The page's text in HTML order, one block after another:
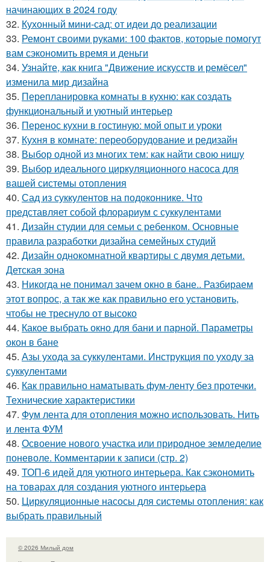
начинающих в 2024 году
32. Кухонный мини-сад: от идеи до реализации
33. Ремонт своими руками: 100 фактов, которые помогут
вам сэкономить время и деньги
34. Узнайте, как книга "Движение искусств и ремёсел"
изменила мир дизайна
35. Перепланировка комнаты в кухню: как создать
функциональный и уютный интерьер
36. Перенос кухни в гостиную: мой опыт и уроки
37. Кухня в комнате: переоборудование и редизайн
38. Выбор одной из многих тем: как найти свою нишу
39. Выбор идеального циркуляционного насоса для
вашей системы отопления
40. Сад из суккулентов на подоконнике. Что
представляет собой флорариум с суккулентами
41. Дизайн студии для семьи с ребенком. Основные
правила разработки дизайна семейных студий
42. Дизайн однокомнатной квартиры с двумя детьми.
Детская зона
43. Никогда не понимал зачем окно в бане.. Разбираем
этот вопрос, а так же как правильно его установить,
чтобы не треснуло от высоко
44. Какое выбрать окно для бани и парной. Параметры
окон в бане
45. Азы ухода за суккулентами. Инструкция по уходу за
суккулентами
46. Как правильно наматывать фум-ленту без протечки.
Технические характеристики
47. Фум лента для отопления можно использовать. Нить
и лента ФУМ
48. Освоение нового участка или природное земледелие
поневоле. Комментарии к записи (стр. 2)
49. ТОП-6 идей для уютного интерьера. Как сэкономить
на товарах для создания уютного интерьера
50. Циркуляционные насосы для системы отопления: как
выбрать правильный
© 2026 Милый дом